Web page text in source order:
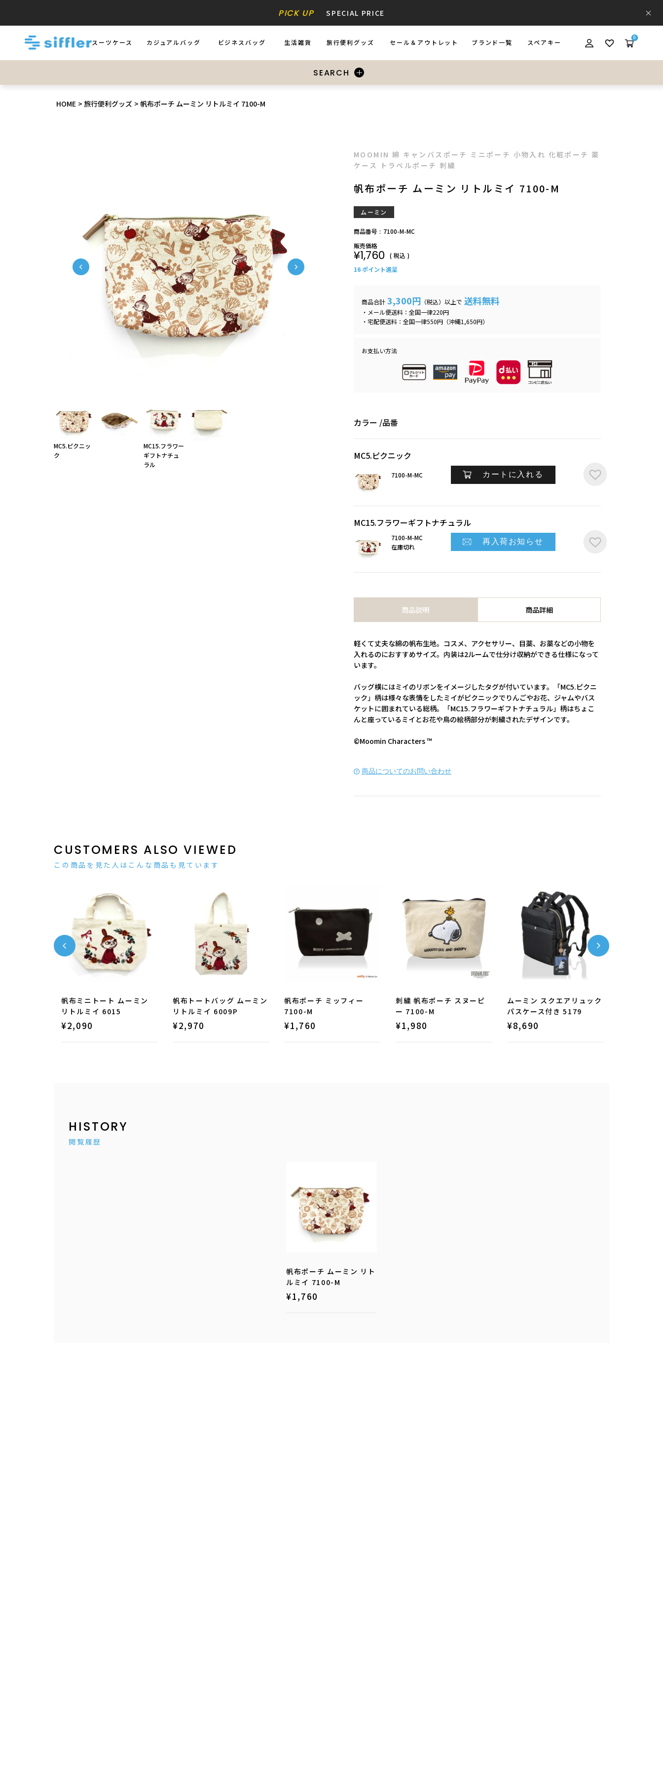
PICK UP SPECIAL PRICE
スーツケース
カジュアルバッグ
ビジネスバッグ
生活雑貨
旅行便利グッズ
セール＆アウトレット
ブランド一覧
スペアキー
0
SEARCH
HOME 旅行便利グッズ 帆布ポーチ ムーミン リトルミイ 7100-M
MC5.ピクニッ
ク
MC15.フラワー
ギフトナチュ
ラル
MOOMIN 綿 キャンバスポーチ ミニポーチ 小物入れ 化粧ポーチ 薬
ケース トラベルポーチ 刺繍
帆布ポーチ ムーミン リトルミイ 7100-M
ムーミン
商品番号
7100-M-MC
販売価格
¥1,760
税込
16 ポイント進呈
商品合計 3,300円 （税込）以上で 送料無料
・メール便送料：全国一律220円
・宅配便送料：全国一律550円（沖縄1,650円）
お支払い方法
カラー 品番
MC5.ピクニック
7100-M-MC カートに入れる
MC15.フラワーギフトナチュラル
7100-M-MC
在庫切れ
再入荷お知らせ
商品説明 商品詳細
軽くて丈夫な綿の帆布生地。コスメ、アクセサリー、目薬、お薬などの小物を
入れるのにおすすめサイズ。内装は2ルームで仕分け収納ができる仕様になって
います。
バッグ横にはミイのリボンをイメージしたタグが付いています。「MC5.ピクニ
ック」柄は様々な表情をしたミイがピクニックでりんごやお花、ジャムやバス
ケットに囲まれている総柄。「MC15.フラワーギフトナチュラル」柄はちょこ
んと座っているミイとお花や鳥の絵柄部分が刺繍されたデザインです。
©Moomin Characters ™
商品についてのお問い合わせ
この商品を見た人はこんな商品も見ています
CUSTOMERS ALSO VIEWED
帆布ミニトート ムーミン
リトルミイ 6015
¥2,090
帆布トートバッグ ムーミン
リトルミイ 6009P
¥2,970
帆布ポーチ ミッフィー
7100-M
¥1,760
刺繍 帆布ポーチ スヌーピ
ー 7100-M
¥1,980
ムーミン スクエアリュック
パスケース付き 5179
¥8,690
閲覧履歴
HISTORY
帆布ポーチ ムーミン リト
ルミイ 7100-M
¥1,760